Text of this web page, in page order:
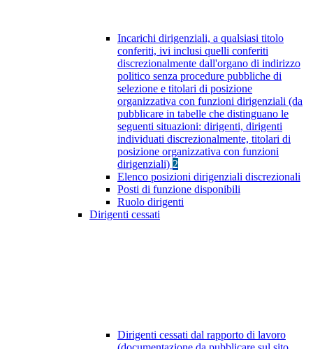
Incarichi dirigenziali, a qualsiasi titolo
conferiti, ivi inclusi quelli conferiti
discrezionalmente dall'organo di indirizzo
politico senza procedure pubbliche di
selezione e titolari di posizione
organizzativa con funzioni dirigenziali (da
pubblicare in tabelle che distinguano le
seguenti situazioni: dirigenti, dirigenti
individuati discrezionalmente, titolari di
posizione organizzativa con funzioni
dirigenziali) 2
Elenco posizioni dirigenziali discrezionali
Posti di funzione disponibili
Ruolo dirigenti
Dirigenti cessati
Dirigenti cessati dal rapporto di lavoro